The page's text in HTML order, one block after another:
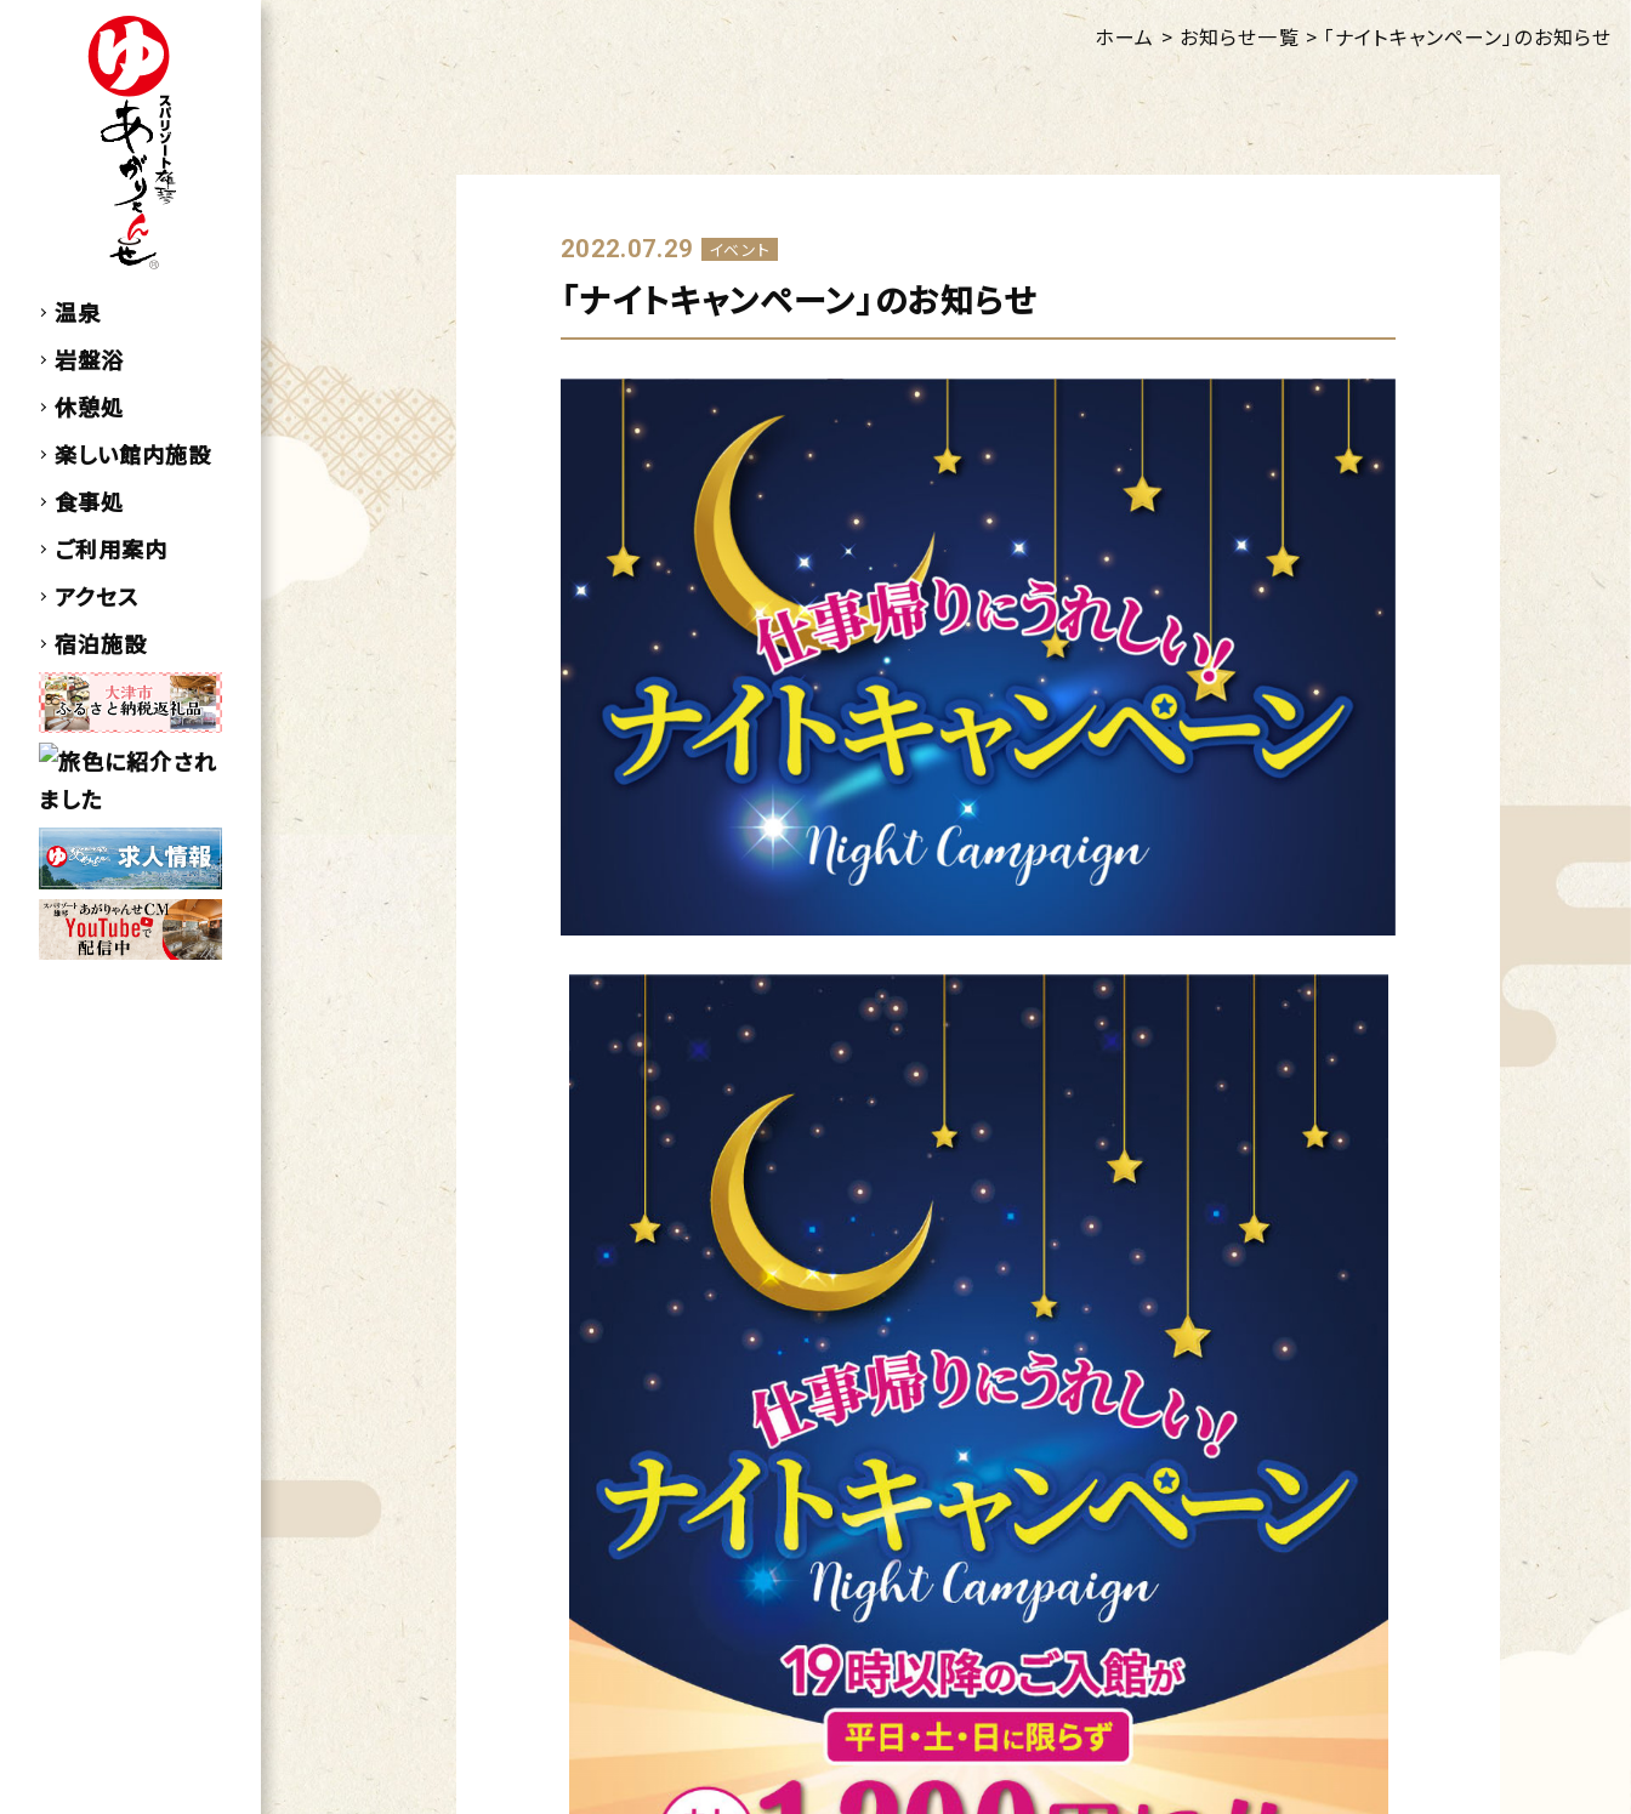
温泉
岩盤浴
休憩処
楽しい館内施設
食事処
ご利用案内
アクセス
宿泊施設
ホーム > お知らせ一覧 > 「ナイトキャンペーン」のお知らせ
2022.07.29 イベント
「ナイトキャンペーン」のお知らせ